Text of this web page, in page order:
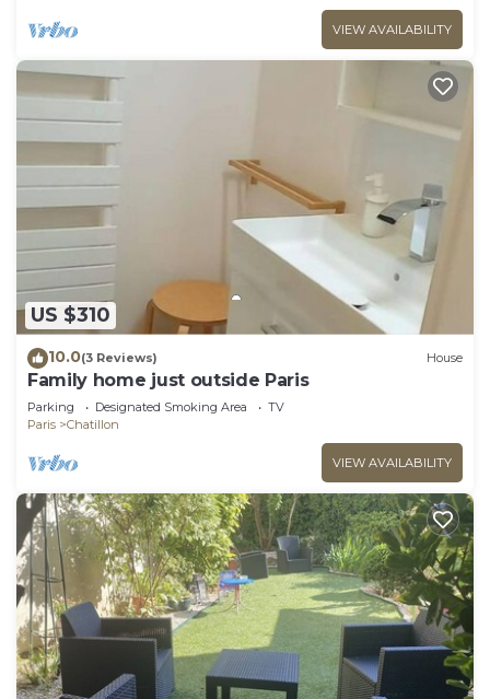
VIEW AVAILABILITY
US $310
10.0(3 Reviews) House
Family home just outside Paris
Parking Designated Smoking Area
TV
Paris
Chatillon
VIEW AVAILABILITY